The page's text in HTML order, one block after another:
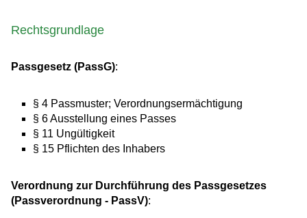
Rechtsgrundlage
Passgesetz (PassG):
§ 4 Passmuster; Verordnungsermächtigung
§ 6 Ausstellung eines Passes
§ 11 Ungültigkeit
§ 15 Pflichten des Inhabers
Verordnung zur Durchführung des Passgesetzes
(Passverordnung - PassV):